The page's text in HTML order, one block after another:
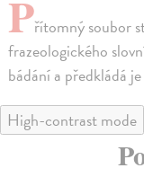
Přítomný soubor
frazeologického
bádání a předkládá
High-contrast mode